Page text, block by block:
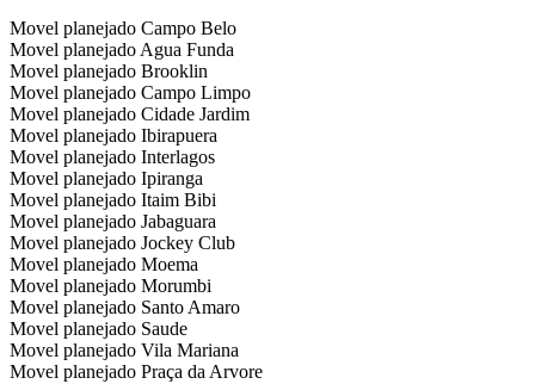
Movel planejado Campo Belo
Movel planejado Agua Funda
Movel planejado Brooklin
Movel planejado Campo Limpo
Movel planejado Cidade Jardim
Movel planejado Ibirapuera
Movel planejado Interlagos
Movel planejado Ipiranga
Movel planejado Itaim Bibi
Movel planejado Jabaguara
Movel planejado Jockey Club
Movel planejado Moema
Movel planejado Morumbi
Movel planejado Santo Amaro
Movel planejado Saude
Movel planejado Vila Mariana
Movel planejado Praça da Arvore